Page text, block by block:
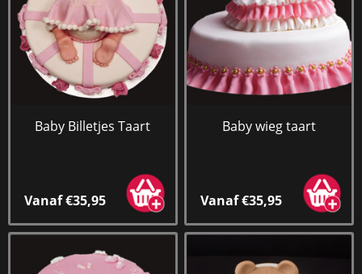
Baby Billetjes Taart
Vanaf €35,95
Baby wieg taart
Vanaf €35,95